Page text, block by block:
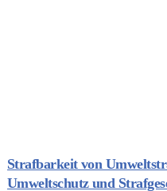
Strafbarkeit von
Umweltschutz und